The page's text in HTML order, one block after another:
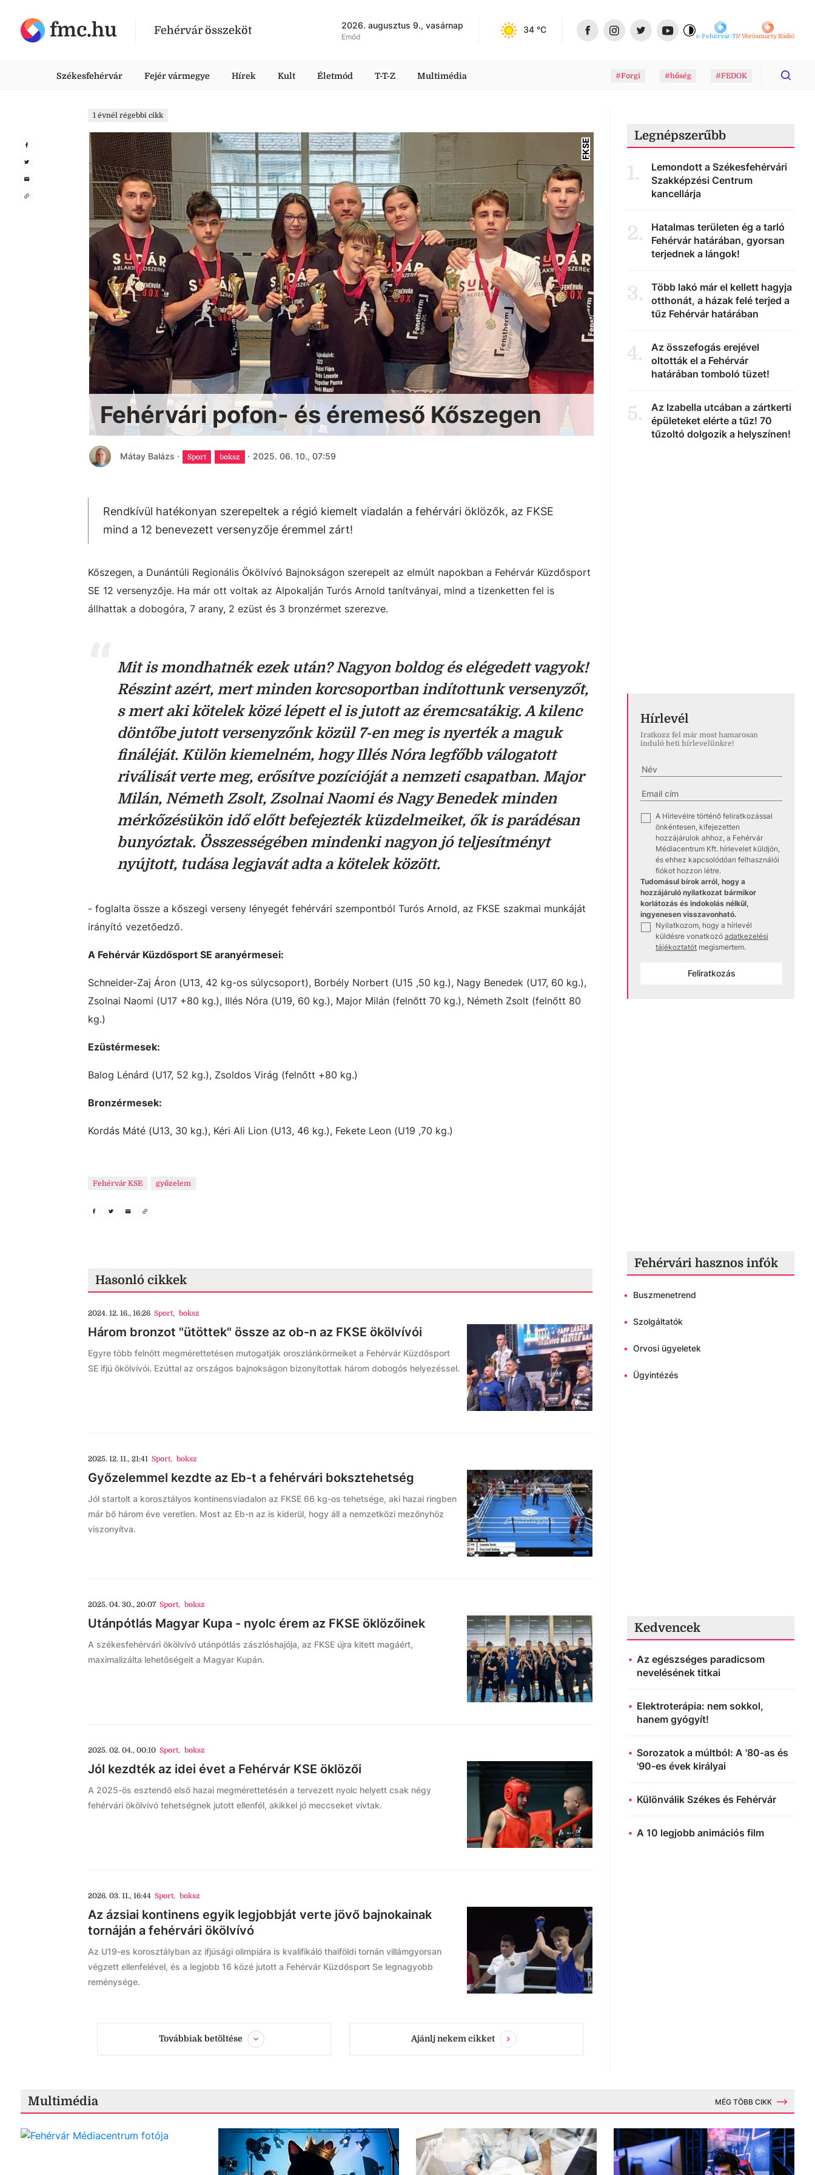
fmc.hu Fehérvár összeköt 2026. augusztus 9., vasárnap
Emőd
34 °C
Fehérvár-TVVörösmarty Rádió
Székesfehérvár Fejér vármegye Hírek Kult Életmód T-T-Z Multimédia #Forgi #hőség #FEDOK
1 évnél régebbi cikk
FKSE
Fehérvári pofon- és éremeső Kőszegen
Mátay Balázs · Sport boksz · 2025. 06. 10., 07:59
Rendkívül hatékonyan szerepeltek a régió kiemelt viadalán a fehérvári öklözők, az FKSE
mind a 12 benevezett versenyzője éremmel zárt!
Kőszegen, a Dunántúli Regionális Ökölvívó Bajnokságon szerepelt az elmúlt napokban a Fehérvár Küzdősport
SE 12 versenyzője. Ha már ott voltak az Alpokalján Turós Arnold tanítványai, mind a tizenketten fel is
állhattak a dobogóra, 7 arany, 2 ezüst és 3 bronzérmet szerezve.
Mit is mondhatnék ezek után? Nagyon boldog és elégedett vagyok!
Részint azért, mert minden korcsoportban indítottunk versenyzőt,
s mert aki kötelek közé lépett el is jutott az éremcsatákig. A kilenc
döntőbe jutott versenyzőnk közül 7-en meg is nyerték a maguk
fináléját. Külön kiemelném, hogy Illés Nóra legfőbb válogatott
riválisát verte meg, erősítve pozícióját a nemzeti csapatban. Major
Milán, Németh Zsolt, Zsolnai Naomi és Nagy Benedek minden
mérkőzésükön idő előtt befejezték küzdelmeiket, ők is parádésan
bunyóztak. Összességében mindenki nagyon jó teljesítményt
nyújtott, tudása legjavát adta a kötelek között.
- foglalta össze a kőszegi verseny lényegét fehérvári szempontból Turós Arnold, az FKSE szakmai munkáját
irányító vezetőedző.
A Fehérvár Küzdősport SE aranyérmesei:
Schneider-Zaj Áron (U13, 42 kg-os súlycsoport), Borbély Norbert (U15 ,50 kg.), Nagy Benedek (U17, 60 kg.),
Zsolnai Naomi (U17 +80 kg.), Illés Nóra (U19, 60 kg.), Major Milán (felnőtt 70 kg.), Németh Zsolt (felnőtt 80
kg.)
Ezüstérmesek:
Balog Lénárd (U17, 52 kg.), Zsoldos Virág (felnőtt +80 kg.)
Bronzérmesek:
Kordás Máté (U13, 30 kg.), Kéri Ali Lion (U13, 46 kg.), Fekete Leon (U19 ,70 kg.)
Fehérvár KSE győzelem
Hasonló cikkek
2024. 12. 16., 16:26 Sport, boksz
Három bronzot "ütöttek" össze az ob-n az FKSE ökölvívói
Egyre több felnőtt megmérettetésen mutogatják oroszlánkörmeiket a Fehérvár Küzdősport
SE ifjú ökölvívói. Ezúttal az országos bajnokságon bizonyítottak három dobogós helyezéssel.
2025. 12. 11., 21:41 Sport, boksz
Győzelemmel kezdte az Eb-t a fehérvári boksztehetség
Jól startolt a korosztályos kontinensviadalon az FKSE 66 kg-os tehetsége, aki hazai ringben
már bő három éve veretlen. Most az Eb-n az is kiderül, hogy áll a nemzetközi mezőnyhöz
viszonyítva.
2025. 04. 30., 20:07 Sport, boksz
Utánpótlás Magyar Kupa - nyolc érem az FKSE öklözőinek
A székesfehérvári ökölvívó utánpótlás zászlóshajója, az FKSE újra kitett magáért,
maximalizálta lehetőségeit a Magyar Kupán.
2025. 02. 04., 00:10 Sport, boksz
Jól kezdték az idei évet a Fehérvár KSE öklözői
A 2025-ös esztendő első hazai megmérettetésén a tervezett nyolc helyett csak négy
fehérvári ökölvívó tehetségnek jutott ellenfél, akikkel jó meccseket vívtak.
2026. 03. 11., 16:44 Sport, boksz
Az ázsiai kontinens egyik legjobbját verte jövő bajnokainak
tornáján a fehérvári ökölvívó
Az U19-es korosztályban az ifjúsági olimpiára is kvalifikáló thaiföldi tornán villámgyorsan
végzett ellenfelével, és a legjobb 16 közé jutott a Fehérvár Küzdősport Se legnagyobb
reménysége.
Továbbiak betöltése Ajánlj nekem cikket
Legnépszerűbb
1.
Lemondott a Székesfehérvári
Szakképzési Centrum
kancellárja
2.
Hatalmas területen ég a tarló
Fehérvár határában, gyorsan
terjednek a lángok!
3.
Több lakó már el kellett hagyja
otthonát, a házak felé terjed a
tűz Fehérvár határában
4.
Az összefogás erejével
oltották el a Fehérvár
határában tomboló tüzet!
5.
Az Izabella utcában a zártkerti
épületeket elérte a tűz! 70
tűzoltó dolgozik a helyszínen!
Hírlevél
Iratkozz fel már most hamarosan
induló heti hírlevelünkre!
✓
A Hírlevélre történő feliratkozással
önkéntesen, kifejezetten
hozzájárulok ahhoz, a Fehérvár
Médiacentrum Kft. hírlevelet küldjön,
és ehhez kapcsolódóan felhasználói
fiókot hozzon létre.
Tudomásul bírok arról, hogy a
hozzájáruló nyilatkozat bármikor
korlátozás és indokolás nélkül,
ingyenesen visszavonható.
✓
Nyilatkozom, hogy a hírlevél
küldésre vonatkozó adatkezelési
tájékoztatót megismertem.
Feliratkozás
Fehérvári hasznos infók
• Buszmenetrend
• Szolgáltatók
• Orvosi ügyeletek
• Ügyintézés
Kedvencek
Az egészséges paradicsom
nevelésének titkai
Elektroterápia: nem sokkol,
hanem gyógyít!
Sorozatok a múltból: A '80-as és
'90-es évek királyai
Különválik Székes és Fehérvár
A 10 legjobb animációs film
Multimédia MÉG TÖBB CIKK